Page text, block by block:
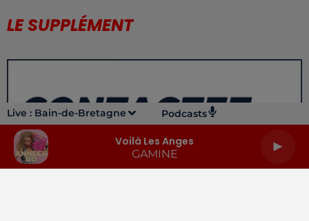
Live : Bain-de-Bretagne Podcasts
Voilà Les Anges
GAMINE
LE SUPPLÉMENT